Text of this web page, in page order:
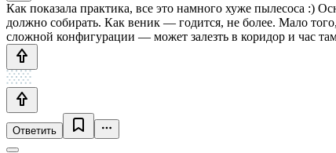
Как показала практика, все это намного хуже пылесоса :)
должно собирать. Как веник — годится, не более. Мало
сложной конфигурации — может залезть в коридор и час
Ответить